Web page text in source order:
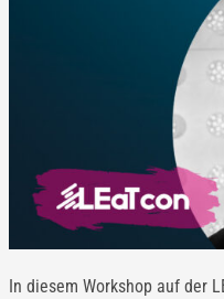
In diesem Workshop auf der